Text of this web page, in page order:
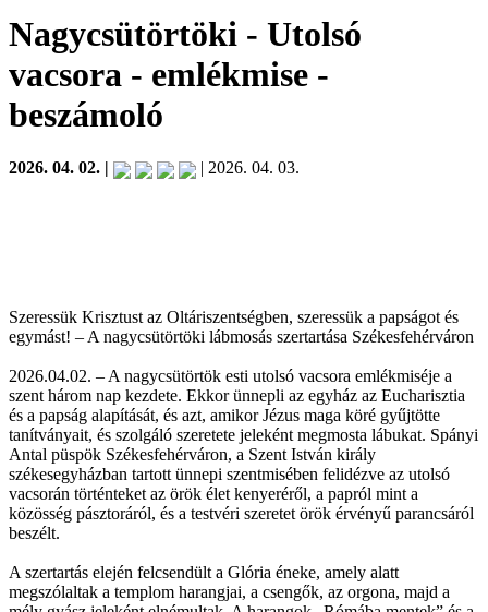
Nagycsütörtöki - Utolsó
vacsora - emlékmise -
beszámoló
2026. 04. 02. | | 2026. 04. 03.
Szeressük Krisztust az Oltáriszentségben, szeressük a papságot és
egymást! – A nagycsütörtöki lábmosás szertartása Székesfehérváron
2026.04.02. – A nagycsütörtök esti utolsó vacsora emlékmiséje a
szent három nap kezdete. Ekkor ünnepli az egyház az Eucharisztia
és a papság alapítását, és azt, amikor Jézus maga köré gyűjtötte
tanítványait, és szolgáló szeretete jeleként megmosta lábukat. Spányi
Antal püspök Székesfehérváron, a Szent István király
székesegyházban tartott ünnepi szentmisében felidézve az utolsó
vacsorán történteket az örök élet kenyeréről, a papról mint a
közösség pásztoráról, és a testvéri szeretet örök érvényű parancsáról
beszélt.
A szertartás elején felcsendült a Glória éneke, amely alatt
megszólaltak a templom harangjai, a csengők, az orgona, majd a